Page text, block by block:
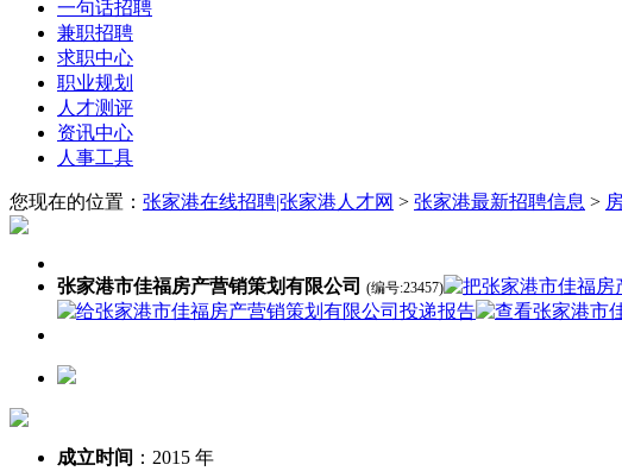
一句话招聘
兼职招聘
求职中心
职业规划
人才测评
资讯中心
人事工具
您现在的位置： 张家港在线招聘|张家港人才网 > 张家港最新招聘信息 >
张家港市佳福房产营销策划有限公司 (编号:23457)
成立时间 ： 2015 年